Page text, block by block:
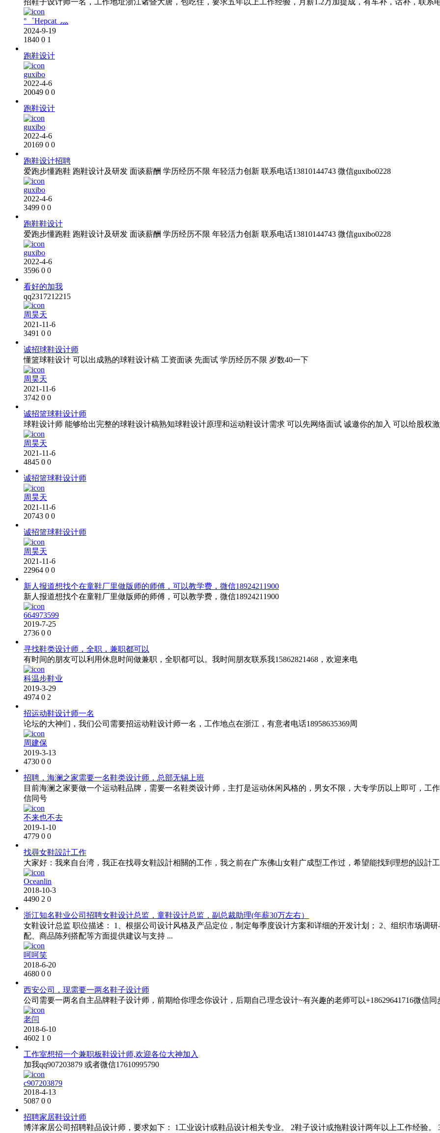
招鞋子设计师一名，工作地址浙江诸暨大唐，包吃住，要求五年以上工作经验，月薪1.2万加提成，有车补，话补，联系
°゛Hepcat_灬
2024-9-19
1840 0 1
跑鞋设计
guxibo
2022-4-6
20049 0 0
跑鞋设计
guxibo
2022-4-6
20169 0 0
跑鞋设计招聘
爱跑步懂跑鞋 跑鞋设计及研发 面谈薪酬 学历经历不限 年轻活力创新 联系电话13810144743 微信guxibo0228
guxibo
2022-4-6
3499 0 0
跑鞋鞋设计
爱跑步懂跑鞋 跑鞋设计及研发 面谈薪酬 学历经历不限 年轻活力创新 联系电话13810144743 微信guxibo0228
guxibo
2022-4-6
3596 0 0
看好的加我
qq2317212215
周昊天
2021-11-6
3491 0 0
诚招球鞋设计师
懂篮球鞋设计 可以出成熟的球鞋设计稿 工资面谈 先面试 学历经历不限 岁数40一下
周昊天
2021-11-6
3742 0 0
诚招篮球鞋设计师
球鞋设计师 能够给出完整的球鞋设计稿熟知球鞋设计原理和运动鞋设计需求 可以先网络面试 诚邀你的加入 可以给股权
周昊天
2021-11-6
4845 0 0
诚招篮球鞋设计师
周昊天
2021-11-6
20743 0 0
诚招篮球鞋设计师
周昊天
2021-11-6
22964 0 0
新人报道想找个在童鞋厂里做版师的师傅，可以教学费，微信18924211900
新人报道想找个在童鞋厂里做版师的师傅，可以教学费，微信18924211900
664973599
2019-7-25
2736 0 0
寻找鞋类设计师，全职，兼职都可以
有时间的朋友可以利用休息时间做兼职，全职都可以。我时间朋友联系我15862821468，欢迎来电
科温步鞋业
2019-3-29
4974 0 2
招运动鞋设计师一名
论坛的大神们，我们公司需要招运动鞋设计师一名，工作地点在浙江，有意者电话18958635369周
周建保
2019-3-13
4730 0 0
招聘，海澜之家需要一名鞋类设计师，总部无锡上班
目前海澜之家要做一个运动鞋品牌，需要一名鞋类设计师，主打是运动休闲风格的，男女不限，大专学历以上即可，工
信同号
不来也不去
2019-1-10
4779 0 0
找尋女鞋設計工作
大家好：我來自台湾，我正在找尋女鞋設計相關的工作，我之前在广东佛山女鞋广成型工作过，希望能找到理想的設計
Oceanlin
2018-10-3
4490 2 0
浙江知名鞋业公司招聘女鞋设计总监，童鞋设计总监，副总裁助理(年薪30万左右）
女鞋设计总监 职位描述： 1、根据公司设计风格及产品定位，制定每季度设计方案和详细的开发计划； 2、组织市场调
配、商品陈列搭配等方面提供建议与支持 ...
呵呵笑
2018-6-20
4680 0 0
西安公司，现需要一两名鞋子设计师
公司需要一两名自主品牌鞋子设计师，前期给你理念你设计，后期自己理念设计~有兴趣的老师可以+18629641716微信同
老闫
2018-6-10
4602 1 0
工作室想招一个兼职板鞋设计师,欢迎各位大神加入
加我qq907203879 或者微信17610995790
c907203879
2018-4-13
5087 0 0
招聘家居鞋设计师
博洋家居公司招聘鞋品设计师，要求如下： 1工业设计或鞋品设计相关专业。 2鞋子设计或拖鞋设计两年以上工作经验